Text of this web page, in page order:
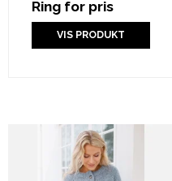
Ring for pris
VIS PRODUKT